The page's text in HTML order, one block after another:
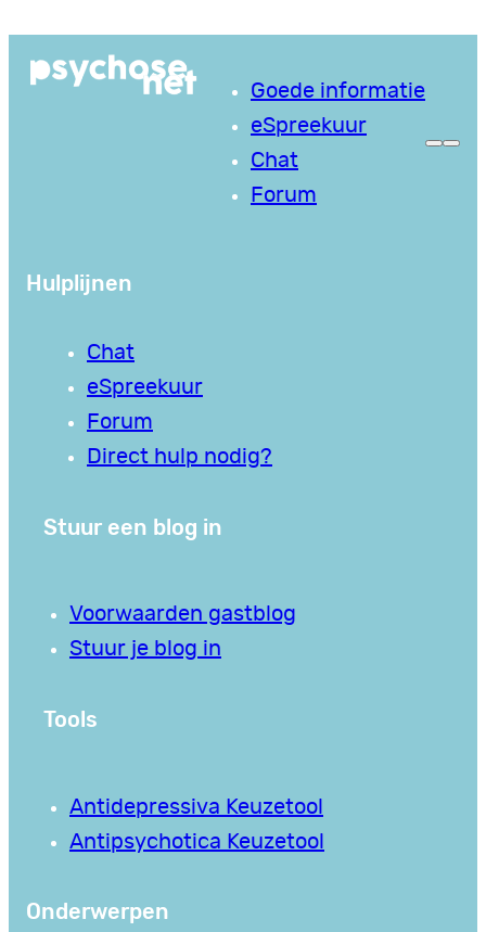
naar
Goede informatie
eSpreekuur
Chat
Forum
Hulplijnen
Chat
eSpreekuur
Forum
Direct hulp nodig?
Stuur een blog in
Voorwaarden gastblog
Stuur je blog in
Tools
Antidepressiva Keuzetool
Antipsychotica Keuzetool
Onderwerpen